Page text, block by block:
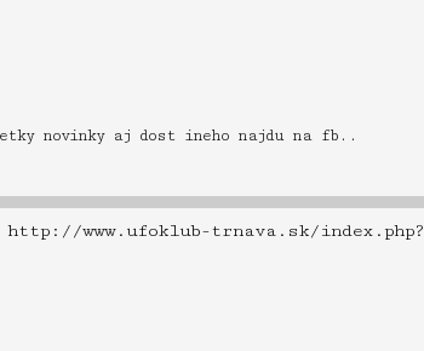
novinky aj dost ineho najdu na fb..
trnava.sk/index.php?